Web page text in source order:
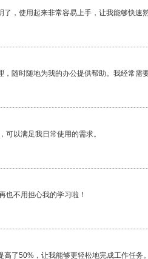
，使用起来非常容易上手，让我能够快速
随时随地为我的办公提供帮助。我经常需
可以满足我日常使用的需求。
也不用担心我的学习啦！
高了50%，让我能够更轻松地完成工作任务